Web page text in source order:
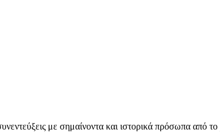
με σημαίνοντα και ιστορικά πρόσωπα από